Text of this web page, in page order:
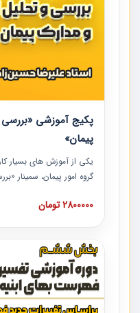
پکیج آموزشی
پیمان»
یکی از آموزش‏‏‏‏‏‏ های بسیار
گروه امور پیمان، سمینار
است که در دانشگاه
نکات کلیدی مربوط به اسناد
پیمان به همراه تجربیات
2800000 تومان